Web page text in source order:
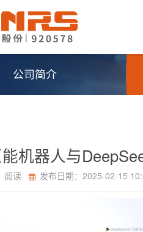
公司简介
机器人与
阅读 发布日期：2025-02-15